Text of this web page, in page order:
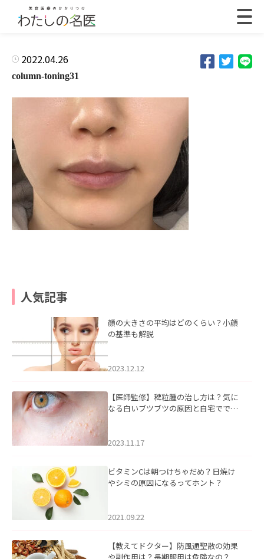
2022.04.26
column-toning31
人気記事
顔の大きさの平均はどのくらい？小顔
の基準も解説
2023.12.12
【医師監修】稗粒腫の治し方は？気に
なる白いブツブツの原因と自宅ででき
2023.11.17
ビタミンCは朝つけちゃだめ？日焼け
やシミの原因になるってホント？
2021.09.22
【教えてドクター】防風通聖散の効果